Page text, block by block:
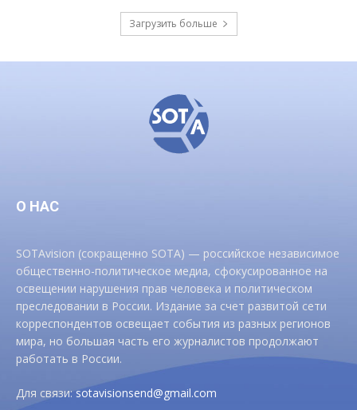
Загрузить больше
О НАС
SOTAvision (сокращенно SOTA) — российское независимое
общественно-политическое медиа, сфокусированное на
освещении нарушения прав человека и политическом
преследовании в России. Издание за счет развитой сети
корреспондентов освещает события из разных регионов
мира, но большая часть его журналистов продолжают
работать в России.
Для связи:sotavisionsend@gmail.com